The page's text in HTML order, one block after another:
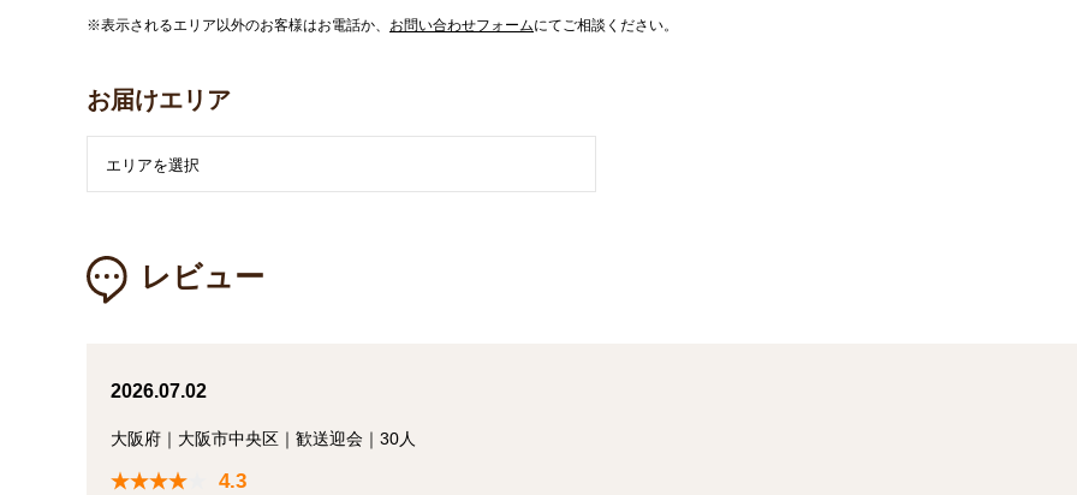
※表示されるエリア以外のお客様はお電話か、 お問い合わせフォームにてご相談ください。
お届けエリア
レビュー
2026.07.02
大阪府 ｜ 大阪市中央区 ｜ 歓送迎会 ｜ 30人
4.3